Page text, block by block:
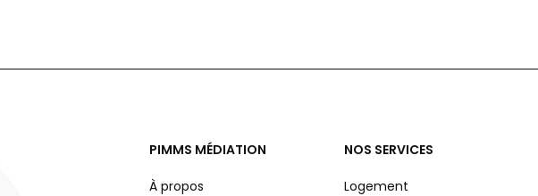
PIMMS MÉDIATION
À propos
NOS SERVICES
Logement